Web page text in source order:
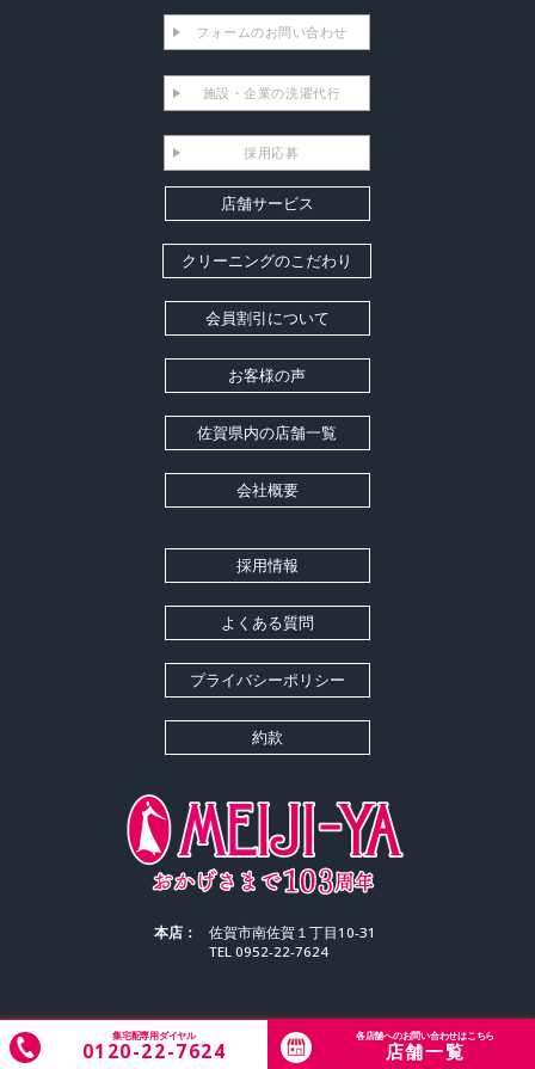
フォームのお問い合わせ
施設・企業の洗濯代行
採用応募
店舗サービス
クリーニングのこだわり
会員割引について
お客様の声
佐賀県内の店舗一覧
会社概要
採用情報
よくある質問
プライバシーポリシー
約款
本店：
佐賀市南佐賀１丁目10-31
TEL 0952-22-7624
Copyright © 2026 MEIJIYA CLEANING All Rights Reserved.
集宅配専用ダイヤル
0120-22-7624
各店舗へのお問い合わせはこちら
店舗一覧